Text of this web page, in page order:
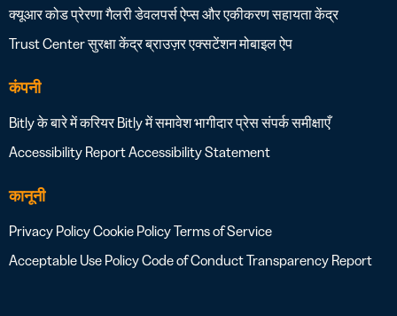
क्यूआर कोड प्रेरणा गैलरीडेवलपर्सऐप्स और एकीकरणसहायता केंद्र
Trust Centerसुरक्षा केंद्रब्राउज़र एक्सटेंशनमोबाइल ऐप
कंपनी
Bitly के बारे मेंकरियर Bitly में समावेशभागीदारप्रेससंपर्कसमीक्षाएँ
Accessibility ReportAccessibility Statement
कानूनी
Privacy PolicyCookie PolicyTerms of Service
Acceptable Use PolicyCode of ConductTransparency Report